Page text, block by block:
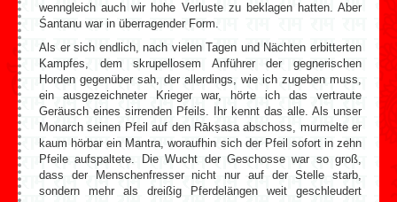
wenngleich auch wir hohe Verluste zu beklagen hatten. Aber
Śantanu war in überragender Form.
Als er sich endlich, nach vielen Tagen und Nächten erbitterten
Kampfes, dem skrupellosem Anführer der gegnerischen
Horden gegenüber sah, der allerdings, wie ich zugeben muss,
ein ausgezeichneter Krieger war, hörte ich das vertraute
Geräusch eines sirrenden Pfeils. Ihr kennt das alle. Als unser
Monarch seinen Pfeil auf den Rākṣasa abschoss, murmelte er
kaum hörbar ein Mantra, woraufhin sich der Pfeil sofort in zehn
Pfeile aufspaltete. Die Wucht der Geschosse war so groß,
dass der Menschenfresser nicht nur auf der Stelle starb,
sondern mehr als dreißig Pferdelängen weit geschleudert